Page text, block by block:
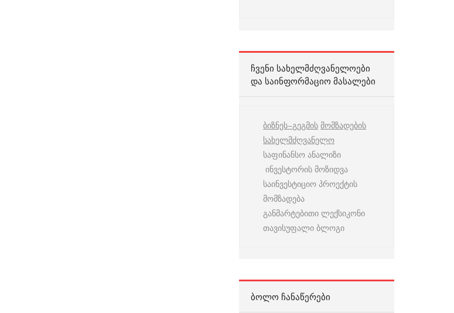
ᲩᲕᲔᲜᲘ ᲡᲐᲮᲔᲚᲛᲫᲦᲕᲐᲜᲔᲚᲝᲔᲑᲘ
ᲓᲐ ᲡᲐᲘᲜᲤᲝᲠᲛᲐᲪᲘᲝ ᲛᲐᲡᲐᲚᲔᲑᲘ
ბიზნეს–გეგმის მომზადების
სახელმძღვანელო
საფინანსო ანალიზი
ინვესტორის მოზიდვა
საინვესტიციო პროექტის
მომზადება
განმარტებითი ლექსიკონი
თავისუფალი ბლოგი
ᲑᲝᲚᲝ ᲩᲐᲜᲐᲬᲔᲠᲔᲑᲘ